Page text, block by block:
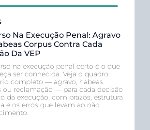
Na Execução Penal: Agravo
Corpus Contra Cada
Da VEP
na execução penal certo é o que
ser conhecida. Veja o quadro
completo — agravo, habeas
ou reclamação — para cada decisão
da execução, com prazos, estrutura
e os erros que levam ao não